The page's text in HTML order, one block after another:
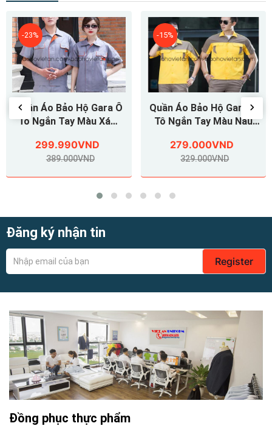
được mô tả.
-23%
Quần Áo Bảo Hộ Gara Ô
Tô Ngắn Tay Màu Xám
Bảng Bự Viền Cam
299.990VND
389.000VND
-15%
Quần Áo Bảo Hộ Gara Ô
Tô Ngắn Tay Màu Nâu
279.000VND
329.000VND
Đăng ký nhận tin
Register
Đồng phục thực phẩm